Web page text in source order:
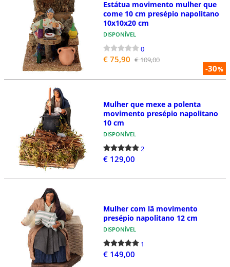
-30%
Estátua movimento mulher que
come 10 cm presépio napolitano
10x10x20 cm
DISPONÍVEL
0
€ 75,90 € 109,00
Mulher que mexe a polenta
movimento presépio napolitano
10 cm
DISPONÍVEL
2
€ 129,00
Mulher com lã movimento
presépio napolitano 12 cm
DISPONÍVEL
1
€ 149,00